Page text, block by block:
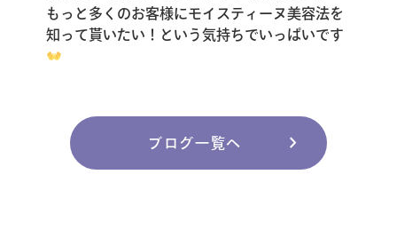
もっと多くのお客様にモイスティーヌ美容法を
知って貰いたい！という気持ちでいっぱいです
ブログ一覧へ chevron_right